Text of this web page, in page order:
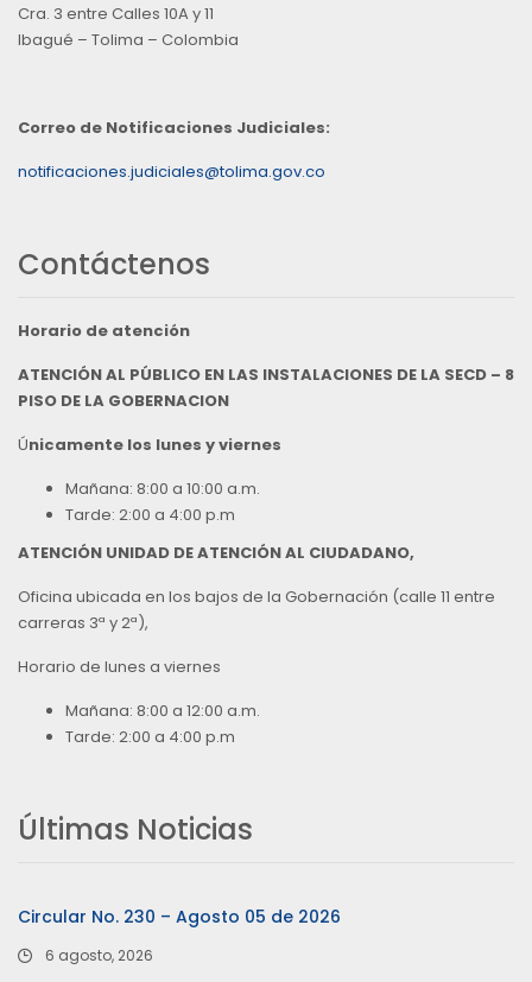
Cra. 3 entre Calles 10A y 11
Ibagué – Tolima – Colombia
Correo de Notificaciones Judiciales:
notificaciones.judiciales@tolima.gov.co
Contáctenos
Horario de atención
ATENCIÓN AL PÚBLICO EN LAS INSTALACIONES DE LA SECD – 8
PISO DE LA GOBERNACION
Únicamente los lunes y viernes
Mañana: 8:00 a 10:00 a.m.
Tarde: 2:00 a 4:00 p.m
ATENCIÓN UNIDAD DE ATENCIÓN AL CIUDADANO,
Oficina ubicada en los bajos de la Gobernación (calle 11 entre
carreras 3ª y 2ª),
Horario de lunes a viernes
Mañana: 8:00 a 12:00 a.m.
Tarde: 2:00 a 4:00 p.m
Últimas Noticias
Circular No. 230 – Agosto 05 de 2026
6 agosto, 2026